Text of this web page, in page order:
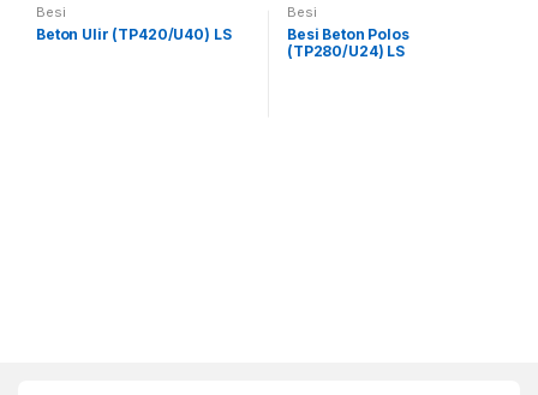
Besi
Beton Ulir (TP420/U40) LS
Besi
Besi Beton Polos
(TP280/U24) LS